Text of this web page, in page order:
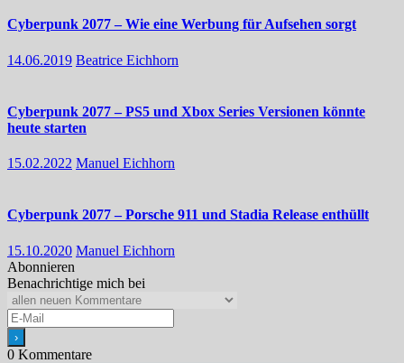
Cyberpunk 2077 – Wie eine Werbung für Aufsehen sorgt
14.06.2019 Beatrice Eichhorn
Cyberpunk 2077 – PS5 und Xbox Series Versionen könnte
heute starten
15.02.2022 Manuel Eichhorn
Cyberpunk 2077 – Porsche 911 und Stadia Release enthüllt
15.10.2020 Manuel Eichhorn
Abonnieren
Benachrichtige mich bei
0 Kommentare